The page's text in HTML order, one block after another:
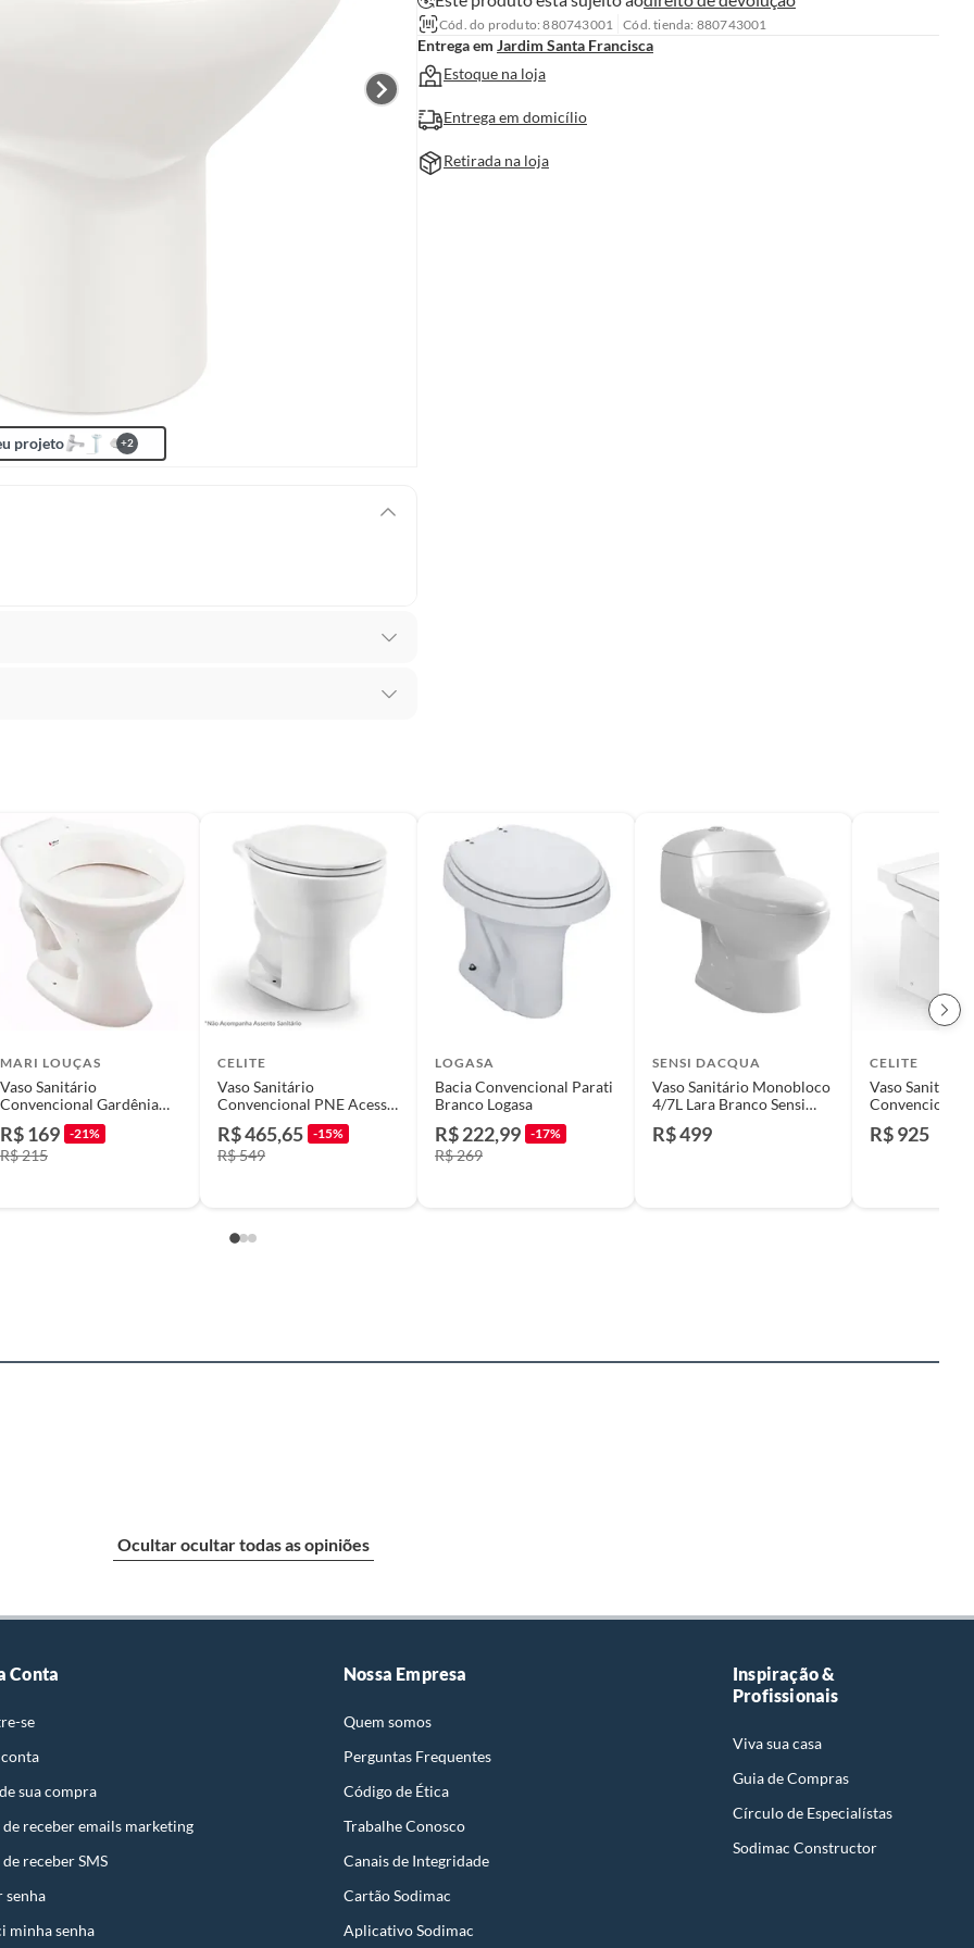
projeto +2
o produto impróprio ou inadequado ao consumo
se é durável ou não durável.
não é destruído pelo consumo; há o desgaste
do vício.
ou acaba com o primeiro uso ou em pouco tempo.
do vício.
disponível em sua loja em até 30 (trinta) dias,
condições de uso;
A resposta ao cliente deverá ser imediata. Sendo
poderá optar por:
Cód. do produto: 880743001 Cód. tienda: 880743001
Entrega em Jardim Santa Francisca
Estoque na loja
Entrega em domicílio
Retirada na loja
MARI LOUÇAS
Vaso Sanitário
Convencional Gardênia
Branco Mari Louças
R$ 169 -21%
R$ 215
CELITE
Vaso Sanitário
Convencional PNE Acesso
Confort 6L Branco Celite
R$ 465,65 -15%
R$ 549
LOGASA
Bacia Convencional Parati
Branco Logasa
R$ 222,99 -17%
R$ 269
SENSI DACQUA
Vaso Sanitário Monobloco
4/7L Lara Branco Sensi
R$ 499
CELITE
Vaso Sanitário
Convencional
R$ 925
Ocultar ocultar todas as opiniões
Conta
se
sua compra
receber emails marketing
receber SMS
senha
minha senha
Nossa Empresa
Quem somos
Perguntas Frequentes
Código de Ética
Trabalhe Conosco
Canais de Integridade
Cartão Sodimac
Aplicativo Sodimac
Inspiração &
Profissionais
Viva sua casa
Guia de Compras
Círculo de Especialístas
Sodimac Constructor